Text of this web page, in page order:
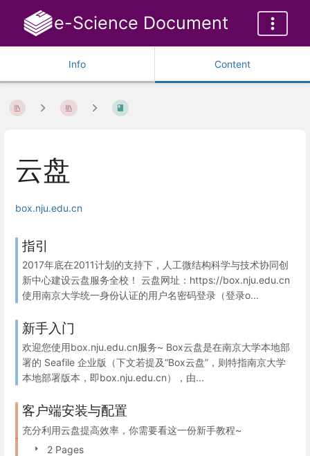
e-Science Document
Info Content
云盘
box.nju.edu.cn
指引
2017年底在2011计划的支持下，人工微结构科学与技术协同创
新中心建设云盘服务全校！ 云盘网址：https://box.nju.edu.cn
使用南京大学统一身份认证的用户名密码登录（登录o...
新手入门
欢迎您使用box.nju.edu.cn服务~ Box云盘是在南京大学本地部
署的 Seafile 企业版（下文若提及“Box云盘”，则特指南京大学
本地部署版本，即box.nju.edu.cn），由...
客户端安装与配置
充分利用云盘提高效率，你需要看这一份新手教程~
2 Pages